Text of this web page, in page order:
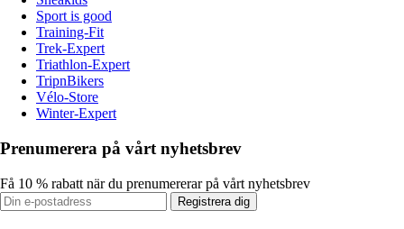
Sport is good
Training-Fit
Trek-Expert
Triathlon-Expert
TripnBikers
Vélo-Store
Winter-Expert
Prenumerera på vårt nyhetsbrev
Få 10 % rabatt när du prenumererar på vårt nyhetsbrev
Registrera dig